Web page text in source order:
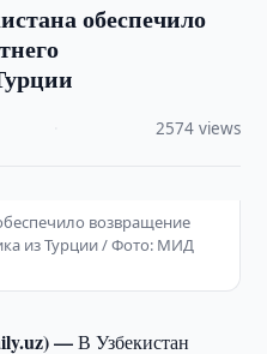
обеспечило
2574 views
возвращение
из Турции / Фото: МИД
—В Узбекистан